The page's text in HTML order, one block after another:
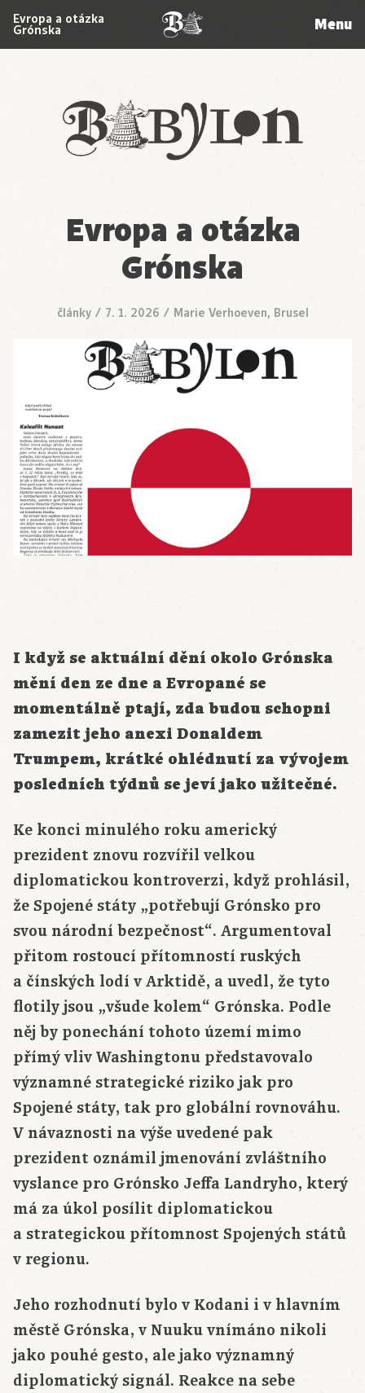
Babylon
Evropa a otázka
Grónska Menu
Evropa a otázka
Grónska
články/ 7. 1. 2026 / Marie Verhoeven, Brusel
I když se aktuální dění okolo Grónska
mění den ze dne a Evropané se
momentálně ptají, zda budou schopni
zamezit jeho anexi Donaldem
Trumpem, krátké ohlédnutí za vývojem
posledních týdnůse jeví jako užitečné.
Ke konci minulého roku americký
prezident znovu rozvířil velkou
diplomatickou kontroverzi, když prohlásil,
že Spojené státy „potřebují Grónsko pro
svou národní bezpečnost“. Argumentoval
přitom rostoucí přítomností ruských
a čínských lodí v Arktidě, a uvedl, že tyto
flotily jsou „všude kolem“ Grónska. Podle
něj by ponechání tohoto území mimo
přímý vliv Washingtonu představovalo
významné strategické riziko jak pro
Spojené státy, tak pro globální rovnováhu.
V návaznosti na výše uvedené pak
prezident oznámil jmenování zvláštního
vyslance pro Grónsko Jeffa Landryho, který
má za úkol posílit diplomatickou
a strategickou přítomnost Spojených států
v regionu.
Jeho rozhodnutí bylo v Kodani i v hlavním
městě Grónska, v Nuuku vnímáno nikoli
jako pouhé gesto, ale jako významný
diplomatický signál. Reakce na sebe